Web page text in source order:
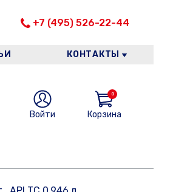
+7 (495) 526-22-44
КОНТАКТЫ
Войти Корзина
0